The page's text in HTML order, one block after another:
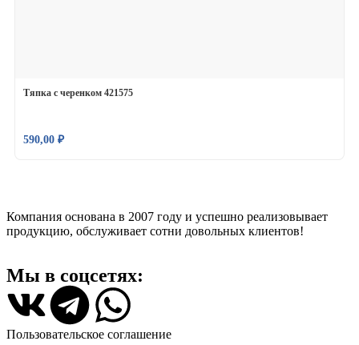
Тяпка с черенком 421575
590,00 ₽
Компания основана в 2007 году и успешно реализовывает
продукцию, обслуживает сотни довольных клиентов!
Мы в соцсетях:
Пользовательское соглашение